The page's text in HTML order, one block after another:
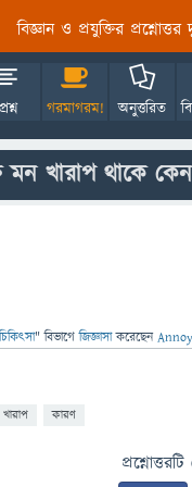
বিজ্ঞান ও প্রযুক্তির
প্রশ্ন গরমাগরম! অনুত্তরিত
মন খারাপ থাকে
" বিভাগে জিজ্ঞাসাকরেছেন
খারাপ কারণ